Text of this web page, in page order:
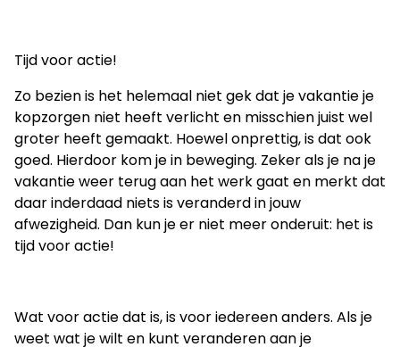
Tijd voor actie!
Zo bezien is het helemaal niet gek dat je vakantie je
kopzorgen niet heeft verlicht en misschien juist wel
groter heeft gemaakt. Hoewel onprettig, is dat ook
goed. Hierdoor kom je in beweging. Zeker als je na je
vakantie weer terug aan het werk gaat en merkt dat
daar inderdaad niets is veranderd in jouw
afwezigheid. Dan kun je er niet meer onderuit: het is
tijd voor actie!
Wat voor actie dat is, is voor iedereen anders. Als je
weet wat je wilt en kunt veranderen aan je